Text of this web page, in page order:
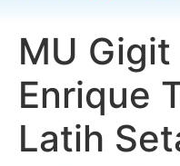
MU
Enrique
Latih